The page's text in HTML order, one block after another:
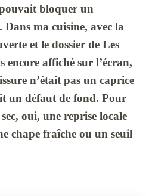
bloquer un
ma cuisine, avec la
et le dossier de Les
encore affiché sur l’écran,
n’était pas un caprice
un défaut de fond. Pour
oui, une reprise locale
chape fraîche ou un seuil